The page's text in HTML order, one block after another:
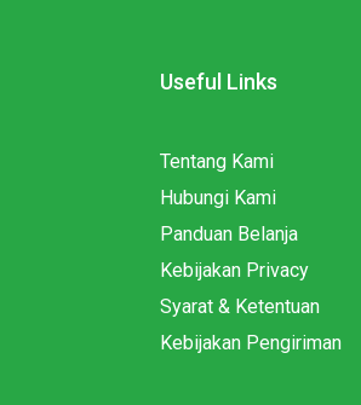
Useful Links
Tentang Kami
Hubungi Kami
Panduan Belanja
Kebijakan Privacy
Syarat & Ketentuan
Kebijakan Pengiriman